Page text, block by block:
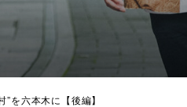
を六本木に【後編】